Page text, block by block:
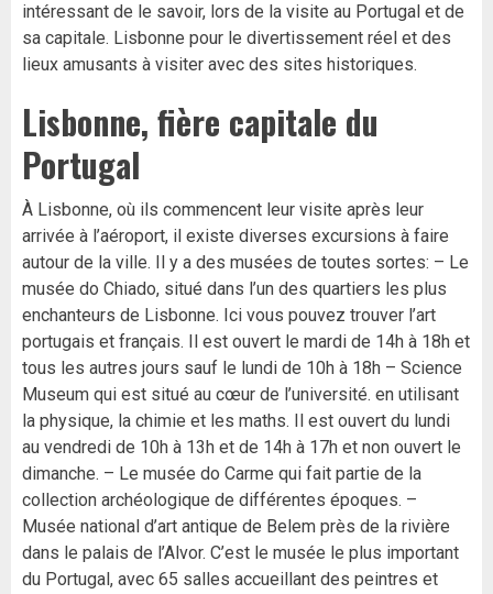
intéressant de le savoir, lors de la visite au Portugal et de
sa capitale. Lisbonne pour le divertissement réel et des
lieux amusants à visiter avec des sites historiques.
Lisbonne, fière capitale du
Portugal
À Lisbonne, où ils commencent leur visite après leur
arrivée à l’aéroport, il existe diverses excursions à faire
autour de la ville. Il y a des musées de toutes sortes: – Le
musée do Chiado, situé dans l’un des quartiers les plus
enchanteurs de Lisbonne. Ici vous pouvez trouver l’art
portugais et français. Il est ouvert le mardi de 14h à 18h et
tous les autres jours sauf le lundi de 10h à 18h – Science
Museum qui est situé au cœur de l’université. en utilisant
la physique, la chimie et les maths. Il est ouvert du lundi
au vendredi de 10h à 13h et de 14h à 17h et non ouvert le
dimanche. – Le musée do Carme qui fait partie de la
collection archéologique de différentes époques. –
Musée national d’art antique de Belem près de la rivière
dans le palais de l’Alvor. C’est le musée le plus important
du Portugal, avec 65 salles accueillant des peintres et